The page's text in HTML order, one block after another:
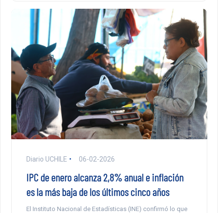
Diario UCHILE 06-02-2026
IPC de enero alcanza 2,8% anual e inflación
es la más baja de los últimos cinco años
El Instituto Nacional de Estadísticas (INE) confirmó lo que